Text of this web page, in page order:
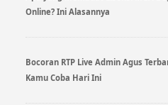
Online? Ini Alasannya
Bocoran RTP Live Admin Agus
Kamu Coba Hari Ini